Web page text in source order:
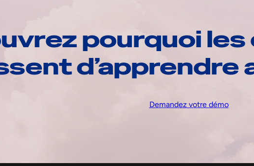
pourquoi
d’apprendre
Demandez votre démo